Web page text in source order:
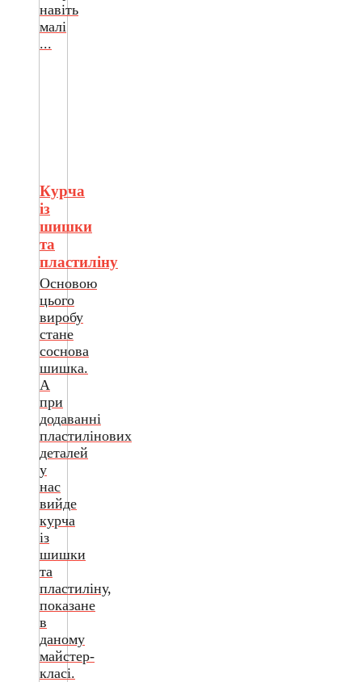
навіть
малі
...
Курча
із
шишки
та
пластиліну
Основою
цього
виробу
стане
соснова
шишка.
А
при
додаванні
пластилінових
деталей
у
нас
вийде
курча
із
шишки
та
пластиліну,
показане
в
даному
майстер-
класі.